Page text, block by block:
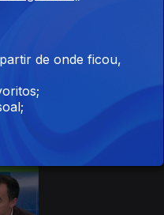
de onde ficou,